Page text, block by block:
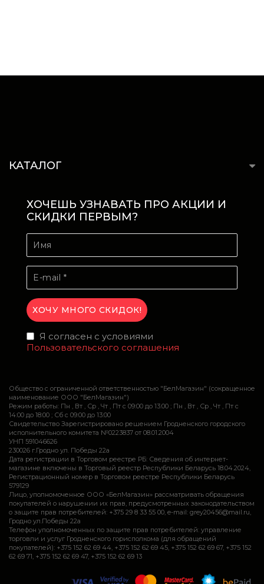
КАТАЛОГ
ХОЧЕШЬ УЗНАВАТЬ ПРО АКЦИИ И
СКИДКИ ПЕРВЫМ?
Я согласен с условиями
Пользовательского соглашения
Общество с ограниченной ответственностью "БелМагазин" (сокращенное
наименование ООО "БелМагазин")
Режим работы: Пн , Вт , Ср , Чт , Пт c 09:00 до 13:00 ; Пн , Вт , Ср , Чт , Пт c
14:00 до 18:00 ; Сб c 09:00 до 13:00
Свидетельство Зарегистрировано решением Гродненского городского
исполнительного комитета №0223837 от 08.01.2004
УНП 591046626
230026 г.Гродно ул. Победы 22а
Дата регистрации в Торговом реестре РБ: Сведения об интернет-
магазине включены в Торговый реестр Республики Беларусь 18.04.2024,
Регистрационный номер в Торговом реестре Республики Беларусь
579129
Лицо, уполномоченное ООО «БелМагазин» рассматривать обращения
покупателей о нарушении их прав, предусмотренных законодательством
о защите прав потребителей: +375 29 8 33 55 00, e-mail: grey20456@mail.ru,
Гродно ул.Победы 22а
Телефон уполномоченных по защите прав потребителей: управление
торговли и услуг Гродненского горисполкома (для обращений
покупателей): +375 152 62 69 44, +375 152 62 69 45, +375 152 62 69 67, +375 152
62 69 71, +375 152 62 69 47, +375 152 62 69 13